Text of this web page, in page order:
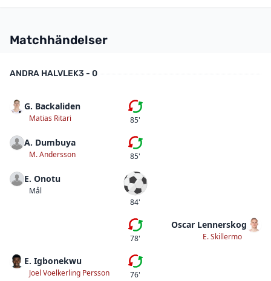
Matchhändelser
ANDRA HALVLEK3 - 0
G. Backaliden
Matias Ritari
Femte bytet
85'
A. Dumbuya
M. Andersson
Fjärde bytet
85'
E. Onotu
Mål Mål
84'
Fjärde bytet
78'
Oscar Lennerskog
E. Skillermo
E. Igbonekwu
Joel Voelkerling Persson
Tredje bytet
76'